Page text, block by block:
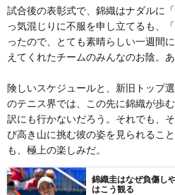
試合後の表彰式で、錦織はナダルに
っ気混じりに不服を申し立てるも、
ったので、とても素晴らしい一週間
えてくれたチームのみんなのお陰。
険しいスケジュールと、新旧トップ
のテニス界では、この先に錦織が歩
訳にも行かないだろう。それでも、
び高き山に挑む彼の姿を見られるこ
も、極上の楽しみだ。
錦織圭はなぜ負傷し
はこう観る